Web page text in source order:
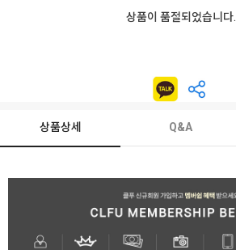
상품이 품절되었습니다.
상품상세 Q&A